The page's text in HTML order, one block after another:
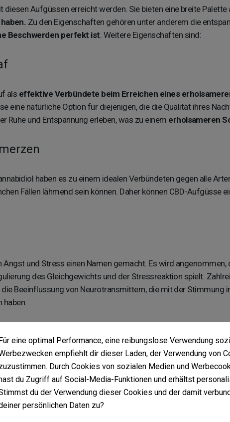
diesen Aufgüssen erreicht werden. Sie bieten eine breite
Zu den Eigenschaften gehören unter anderem die
Beschwerden perfekt ist. Weitere Eigenschaften sind:
als effektive Verbündete beim Erreichen eines
eine natürliche Option für diejenigen, die die Qualität ihres
Ruhe und Entspannung erleben, was zu einem erholsameren
haben es zu einem idealen Verbündeten gegen alle
Fällen lähmend sein können. Daher können CBD-
und Stress einen Namen gemacht. Es wird
des Gleichgewichts und der Stressreaktion spielt.
Beeinflussung von Neurotransmittern, die mit der Stimmung
haben.
Aromen
verschiedener Aromen wird ein einzigartiges Erlebnis
entspannenden und beruhigenden Wirkungen von CBD
zu
der Vielseitigkeit der Aufgüsse bietet CBD eine attraktive
eine optimal Performance, eine reibungslose Verwendung
empfiehlt dir dieser Laden, der Verwendung von
Durch Cookies von sozialen Medien und
du Zugriff auf Social-Media-Funktionen und erhältst
du der Verwendung dieser Cookies und der damit
persönlichen Daten zu?